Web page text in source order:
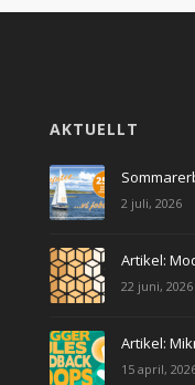
AKTUELLT
2 juli, 2026
Artikel:
22 juni, 2026
Artikel:
15 april,